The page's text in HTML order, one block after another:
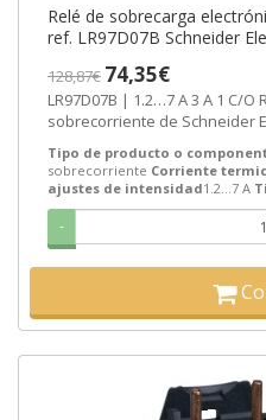
Relé de sobrecarga
ref. LR97D07B Schneider
128,87€ 74,35€
LR97D07B | 1.2…7 A 3 A 1 C/
sobrecorriente de Schneider
Tipo de producto o
sobrecorriente Corriente
ajustes de intensidad1.2…7 A
-